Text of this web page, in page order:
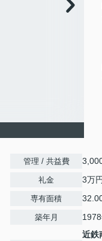
管理 / 共益費
礼金 3万円
専有面積
築年月
近鉄